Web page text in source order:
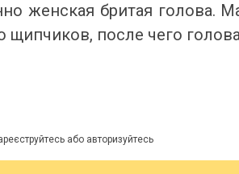
женская бритая голова.
после чего
або авторизуйтесь